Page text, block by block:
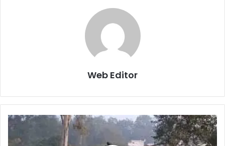
Web Editor